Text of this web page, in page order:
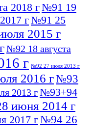
2018 г№91 19
г№91 25
2015 г
№92 18 августа
г №92 27 июля 2013 г
2016 г№93
2013 г№93+94
июня 2014 г
2017 г№94 26